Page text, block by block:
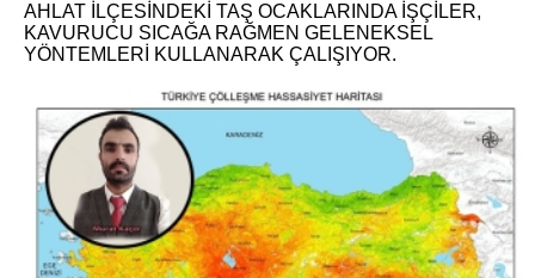
AHLAT İLÇESİNDEKİ TAŞ OCAKLARINDA İŞÇİLER,
KAVURUCU SICAĞA RAĞMEN GELENEKSEL
YÖNTEMLERİ KULLANARAK ÇALIŞIYOR.